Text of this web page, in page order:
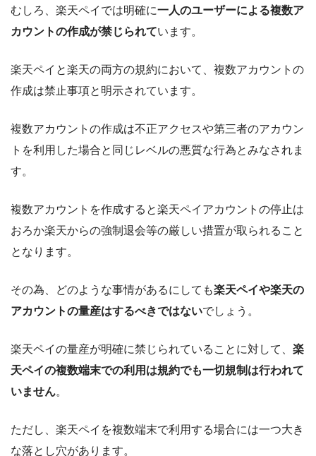
むしろ、楽天ペイでは明確に一人のユーザーによる複数ア
カウントの作成が禁じられています。
楽天ペイと楽天の両方の規約において、複数アカウントの
作成は禁止事項と明示されています。
複数アカウントの作成は不正アクセスや第三者のアカウン
トを利用した場合と同じレベルの悪質な行為とみなされま
す。
複数アカウントを作成すると楽天ペイアカウントの停止は
おろか楽天からの強制退会等の厳しい措置が取られること
となります。
その為、どのような事情があるにしても楽天ペイや楽天の
アカウントの量産はするべきではないでしょう。
楽天ペイの量産が明確に禁じられていることに対して、 楽
天ペイの複数端末での利用は規約でも一切規制は行われて
いません。
ただし、楽天ペイを複数端末で利用する場合には一つ大き
な落とし穴があります。